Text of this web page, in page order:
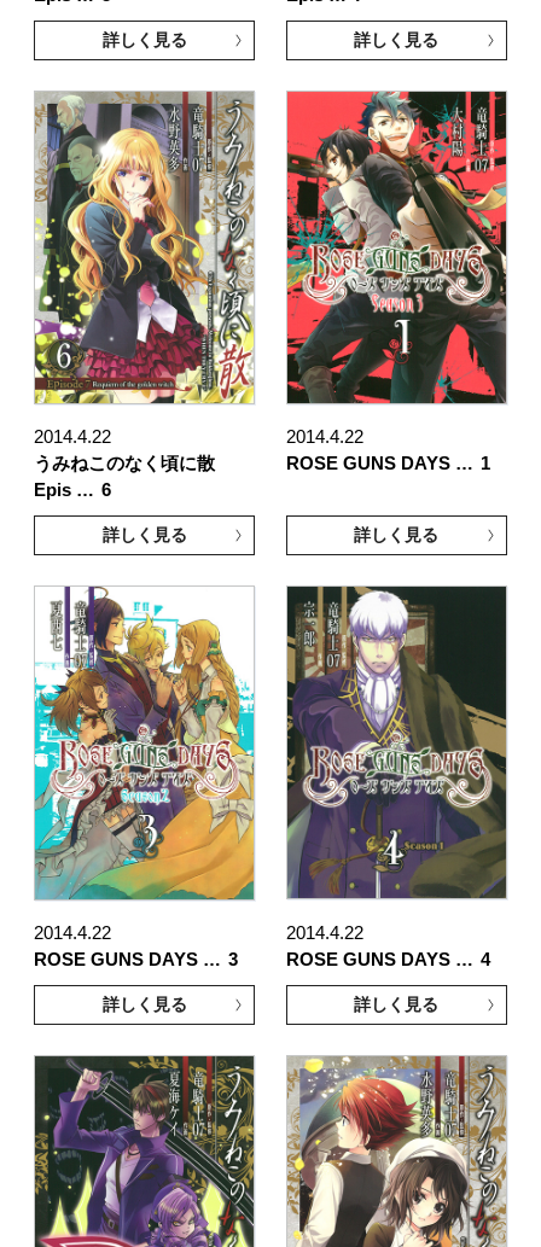
詳しく見る 詳しく見る
2014.4.22
うみねこのなく頃に散
Epis … 6
詳しく見る
2014.4.22
ROSE GUNS DAYS … 1
詳しく見る
2014.4.22
ROSE GUNS DAYS … 3
詳しく見る
2014.4.22
ROSE GUNS DAYS … 4
詳しく見る